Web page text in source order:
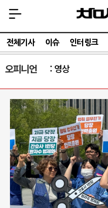
전체기사 이슈 인터링크
오피니언 영상